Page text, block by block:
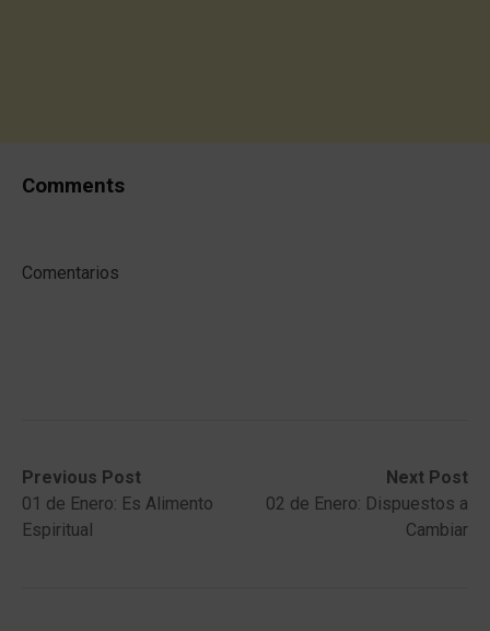
Comments
Comentarios
Post
navigation
Previous Post
Previous
post:01 de Enero: Es Alimento
Espiritual
Next Post
Next
post:
02 de Enero: Dispuestos a
Cambiar